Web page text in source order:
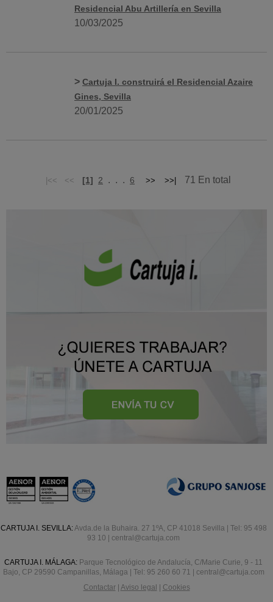
Residencial Abu Artillería en Sevilla
10/03/2025
> Cartuja I. construirá el Residencial Azaire
Gines, Sevilla
20/01/2025
[1] 2 . . . 6 71 En total
CARTUJA I. SEVILLA: Avda.de la Buhaira. 27 1ºA, CP 41018 Sevilla | Tel: 95 498
93 10 | central@cartuja.com
CARTUJA I. MÁLAGA: Parque Tecnológico de Andalucía, C/Marie Curie, 9 - 11
Bajo, CP 29590 Campanillas, Málaga | Tel: 95 260 60 71 | central@cartuja.com
Contactar| Aviso legal | Cookies